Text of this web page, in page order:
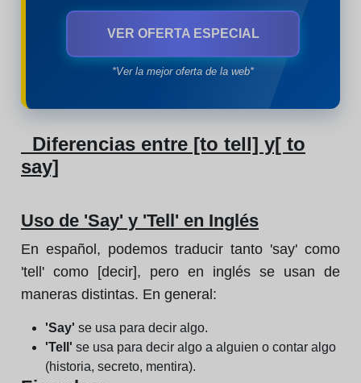
VER OFERTA ESPECIAL
*Ver la mejor oferta de la web*
Diferencias entre [to tell] y[ to
say]
Uso de 'Say' y 'Tell' en Inglés
En español, podemos traducir tanto 'say' como
'tell' como [decir], pero en inglés se usan de
maneras distintas. En general:
'Say' se usa para decir algo.
'Tell' se usa para decir algo a alguien o contar algo
(historia, secreto, mentira).